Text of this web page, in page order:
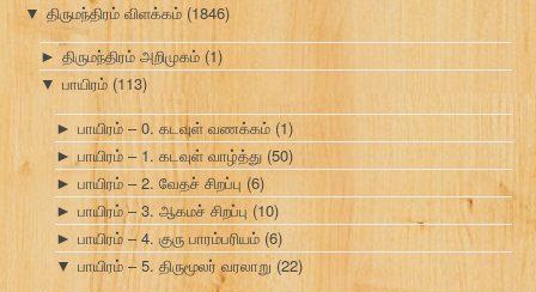
▼ திருமந்திரம் விளக்கம் (1846)
► திருமந்திரம் அறிமுகம் (1)
▼ பாயிரம் (113)
► பாயிரம் – 0. கடவுள் வணக்கம் (1)
► பாயிரம் – 1. கடவுள் வாழ்த்து (50)
► பாயிரம் – 2. வேதச் சிறப்பு (6)
► பாயிரம் – 3. ஆகமச் சிறப்பு (10)
► பாயிரம் – 4. குரு பாரம்பரியம் (6)
▼ பாயிரம் – 5. திருமூலர் வரலாறு (22)